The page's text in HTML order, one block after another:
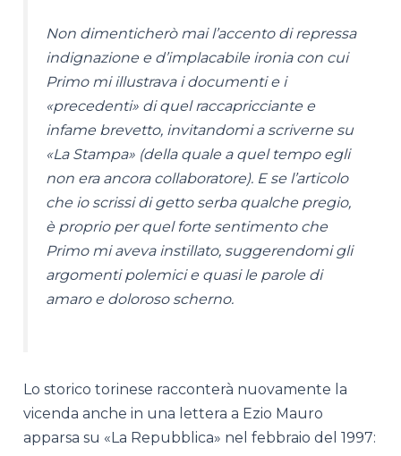
Non dimenticherò mai l’accento di repressa
indignazione e d’implacabile ironia con cui
Primo mi illustrava i documenti e i
«precedenti» di quel raccapricciante e
infame brevetto, invitandomi a scriverne su
«La Stampa» (della quale a quel tempo egli
non era ancora collaboratore). E se l’articolo
che io scrissi di getto serba qualche pregio,
è proprio per quel forte sentimento che
Primo mi aveva instillato, suggerendomi gli
argomenti polemici e quasi le parole di
amaro e doloroso scherno.
Lo storico torinese racconterà nuovamente la
vicenda anche in una lettera a Ezio Mauro
apparsa su «La Repubblica» nel febbraio del 1997: